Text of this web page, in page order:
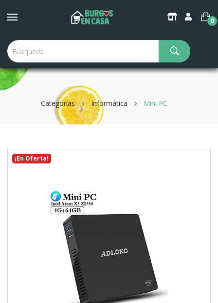
0
Categorías Informática Mini PC
¡En Oferta!